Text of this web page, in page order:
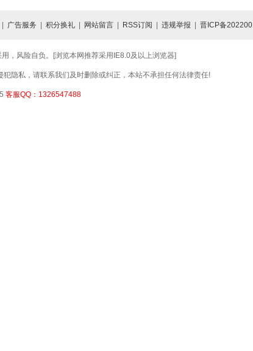
广告服务 积分换礼 网站留言 RSS订阅 违规举报 晋ICP备
，风险自负。[浏览本网推荐采用IE8.0及以上浏览器]
隐私，请联系我们及时删除或纠正，本站不承担任何法律责任!
客服QQ：1326547488